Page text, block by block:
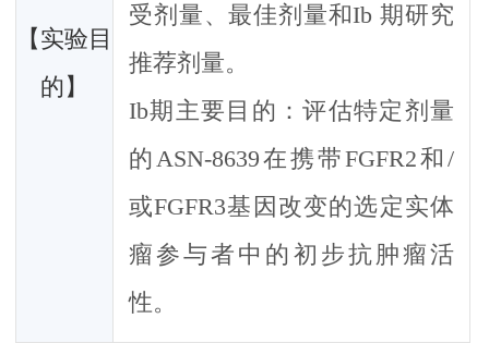
【实验目
的】
受剂量、最佳剂量和Ib 期研究
推荐剂量。
Ib期主要目的：评估特定剂量
的ASN-8639在携带FGFR2和/
或FGFR3基因改变的选定实体
瘤参与者中的初步抗肿瘤活
性。